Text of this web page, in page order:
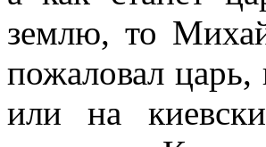
землю, то
пожаловал
или на